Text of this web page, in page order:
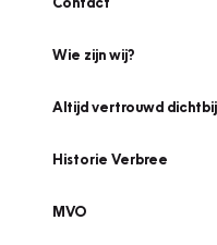
Wie zijn wij?
Altijd vertrouwd dichtbij
Historie Verbree
MVO